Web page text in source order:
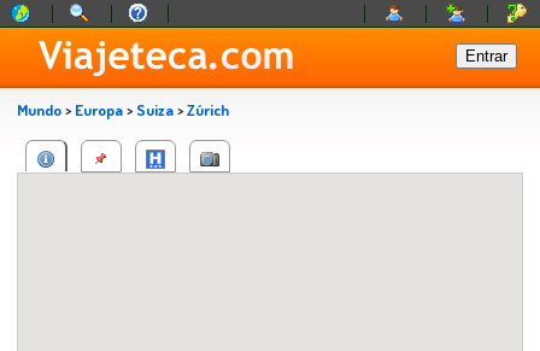
Mundo> Europa> Suiza>Zúrich